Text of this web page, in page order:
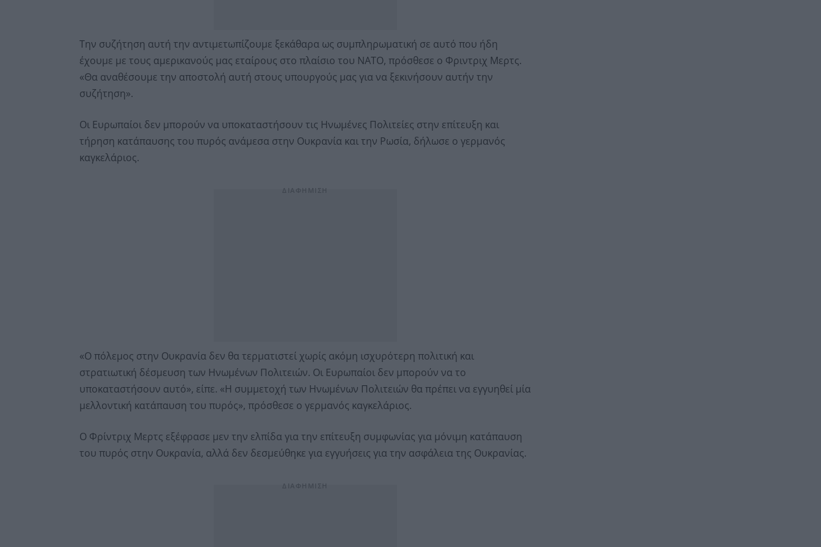
Την συζήτηση αυτή την αντιμετωπίζουμε ξεκάθαρα ως συμπληρωματική σε αυτό που ήδη
έχουμε με τους αμερικανούς μας εταίρους στο πλαίσιο του ΝΑΤΟ, πρόσθεσε ο Φριντριχ Μερτς.
«Θα αναθέσουμε την αποστολή αυτή στους υπουργούς μας για να ξεκινήσουν αυτήν την
συζήτηση».
Οι Ευρωπαίοι δεν μπορούν να υποκαταστήσουν τις Ηνωμένες Πολιτείες στην επίτευξη και
τήρηση κατάπαυσης του πυρός ανάμεσα στην Ουκρανία και την Ρωσία, δήλωσε ο γερμανός
καγκελάριος.
«Ο πόλεμος στην Ουκρανία δεν θα τερματιστεί χωρίς ακόμη ισχυρότερη πολιτική και
στρατιωτική δέσμευση των Ηνωμένων Πολιτειών. Οι Ευρωπαίοι δεν μπορούν να το
υποκαταστήσουν αυτό», είπε. «Η συμμετοχή των Ηνωμένων Πολιτειών θα πρέπει να εγγυηθεί μία
μελλοντική κατάπαυση του πυρός», πρόσθεσε ο γερμανός καγκελάριος.
Ο Φρίντριχ Μερτς εξέφρασε μεν την ελπίδα για την επίτευξη συμφωνίας για μόνιμη κατάπαυση
του πυρός στην Ουκρανία, αλλά δεν δεσμεύθηκε για εγγυήσεις για την ασφάλεια της Ουκρανίας.